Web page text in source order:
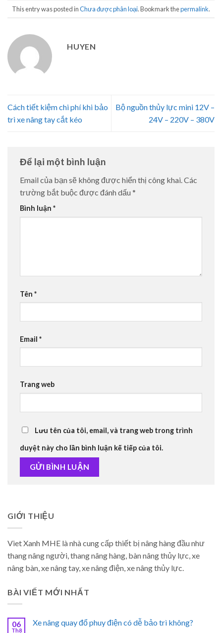
This entry was posted inChưa được phân loại. Bookmark thepermalink.
HUYEN
Cách tiết kiệm chi phí khi bảo
trì xe nâng tay cắt kéo
Bộ nguồn thủy lực mini 12V –
24V – 220V – 380V
Để lại một bình luận
Email của bạn sẽ không được hiển thị công khai.Các
trường bắt buộc được đánh dấu *
Bình luận *
Tên *
Email *
Trang web
Lưu tên của tôi, email, và trang web trong trình
duyệt này cho lần bình luận kế tiếp của tôi.
GIỚI THIỆU
Viet Xanh MHE là nhà cung cấp thiết bị nâng hàng đầu như
thang nâng người, thang nâng hàng, bàn nâng thủy lực, xe
nâng bàn, xe nâng tay, xe nâng điện, xe nâng thủy lực.
BÀI VIẾT MỚI NHẤT
06
Th8
Xe nâng quay đổ phuy điện có dễ bảo trì không?